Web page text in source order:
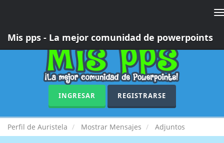
Mis pps - La mejor comunidad de powerpoints
INGRESAR REGISTRARSE
Perfil de Auristela Mostrar Mensajes Adjuntos